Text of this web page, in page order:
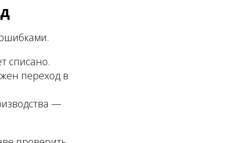
списано.
переход в
—